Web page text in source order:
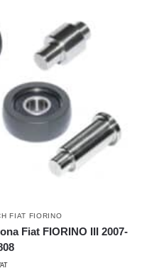
FIAT FIORINO
Fiat FIORINO III 2007-